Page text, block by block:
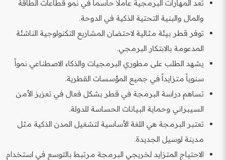
تعد المهارات البرمجية عاملاً حاسماً في نمو قطاعات الطاقة
والمال والبنية التحتية الذكية في الدوحة.
توفر قطر بيئة مثالية لاحتضان المشاريع التكنولوجية الناشئة
المدعومة بالابتكار البرمجي.
يشهد الطلب على مطوري البرمجيات والذكاء الاصطناعي نمواً
سنوياً متزايداً في جميع المؤسسات القطرية.
تساهم دراسة البرمجة في قطر بشكل فعال في تعزيز الأمن
السيبراني وحماية البيانات الحساسة للدولة.
تعتبر البرمجة هي اللغة الأساسية لتشغيل المدن الذكية مثل
مدينة لوسيل الجديدة.
الاحتياج المتزايد لخريجي البرمجة مرتبط بالتوسع في استخدام